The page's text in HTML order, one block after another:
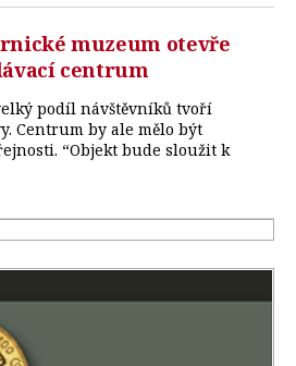
muzeum otevře
centrum
podíl návštěvníků tvoří
Centrum by ale mělo být
“Objekt bude sloužit k